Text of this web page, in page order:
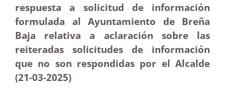
respuesta a solicitud de información
formulada al Ayuntamiento de Breña
Baja relativa a aclaración sobre las
reiteradas solicitudes de información
que no son respondidas por el Alcalde
(21-03-2025)